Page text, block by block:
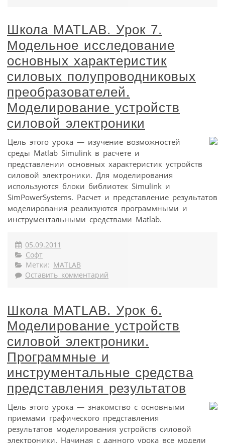
Школа MATLAB. Урок 7.
Модельное исследование
основных характеристик
силовых полупроводниковых
преобразователей.
Моделирование устройств
силовой электроники
Цель этого урока — изучение возможностей
среды Matlab Simulink в расчете и
представлении основных характеристик устройств
силовой электроники. Для моделирования
используются блоки библиотек Simulink и
SimPowerSystems. Расчет и представление результатов
моделирования реализуются программными и
инструментальными средствами Matlab.
05.09.2011
Софт
Метки: MATLAB
Оставить комментарий
Школа MATLAB. Урок 6.
Моделирование устройств
силовой электроники.
Программные и
инструментальные средства
представления результатов
Цель этого урока — знакомство с основными
приемами графического представления
результатов моделирования устройств силовой
электроники. Начиная с данного урока все модели